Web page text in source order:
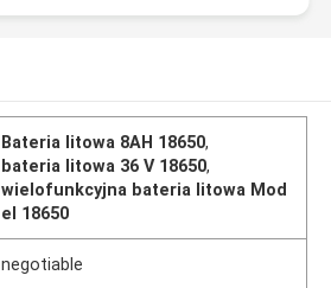
Bateria litowa 8AH 18650,
bateria litowa 36 V 18650,
wielofunkcyjna bateria litowa Mod
el 18650
negotiable